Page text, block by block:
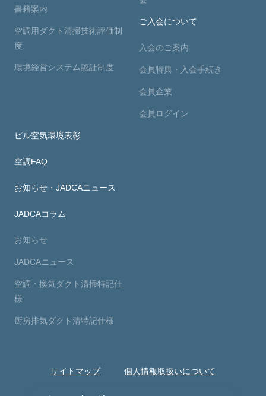
書籍案内
空調用ダクト清掃技術評価制
度
環境経営システム認証制度
ご入会について
入会のご案内
会員特典・入会手続き
会員企業
会員ログイン
ビル空気環境表彰
空調FAQ
お知らせ・JADCAニュース
JADCAコラム
お知らせ
JADCAニュース
空調・換気ダクト清掃特記仕
様
厨房排気ダクト清特記仕様
サイトマップ 個人情報取扱いについて